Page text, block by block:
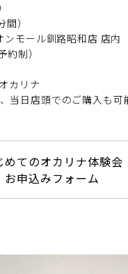
）
モール釧路昭和店 店内
制）
カリナ
当日店頭でのご購入も可
めてのオカリナ体験会
お申込みフォーム